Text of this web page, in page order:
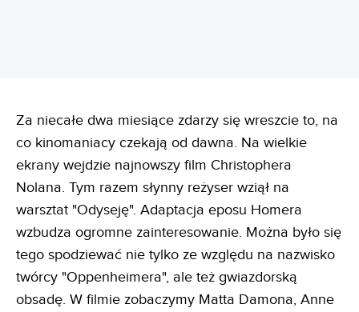
Za niecałe dwa miesiące zdarzy się wreszcie to, na
co kinomaniacy czekają od dawna. Na wielkie
ekrany wejdzie najnowszy film Christophera
Nolana. Tym razem słynny reżyser wziął na
warsztat "Odyseję". Adaptacja eposu Homera
wzbudza ogromne zainteresowanie. Można było się
tego spodziewać nie tylko ze względu na nazwisko
twórcy "Oppenheimera", ale też gwiazdorską
obsadę. W filmie zobaczymy Matta Damona, Anne